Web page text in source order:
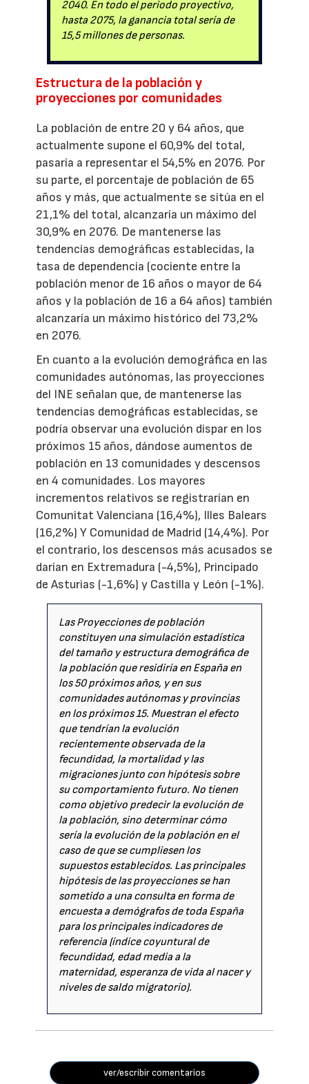
2040. En todo el periodo proyectivo,
hasta 2075, la ganancia total sería de
15,5 millones de personas.
Estructura de la población y
proyecciones por comunidades
La población de entre 20 y 64 años, que
actualmente supone el 60,9% del total,
pasaría a representar el 54,5% en 2076. Por
su parte, el porcentaje de población de 65
años y más, que actualmente se sitúa en el
21,1% del total, alcanzaría un máximo del
30,9% en 2076. De mantenerse las
tendencias demográficas establecidas, la
tasa de dependencia (cociente entre la
población menor de 16 años o mayor de 64
años y la población de 16 a 64 años) también
alcanzaría un máximo histórico del 73,2%
en 2076.
En cuanto a la evolución demográfica en las
comunidades autónomas, las proyecciones
del INE señalan que, de mantenerse las
tendencias demográficas establecidas, se
podría observar una evolución dispar en los
próximos 15 años, dándose aumentos de
población en 13 comunidades y descensos
en 4 comunidades. Los mayores
incrementos relativos se registrarían en
Comunitat Valenciana (16,4%), Illes Balears
(16,2%) Y Comunidad de Madrid (14,4%). Por
el contrario, los descensos más acusados se
darían en Extremadura (-4,5%), Principado
de Asturias (-1,6%) y Castilla y León (-1%).
Las Proyecciones de población
constituyen una simulación estadística
del tamaño y estructura demográfica de
la población que residiría en España en
los 50 próximos años, y en sus
comunidades autónomas y provincias
en los próximos 15. Muestran el efecto
que tendrían la evolución
recientemente observada de la
fecundidad, la mortalidad y las
migraciones junto con hipótesis sobre
su comportamiento futuro. No tienen
como objetivo predecir la evolución de
la población, sino determinar cómo
sería la evolución de la población en el
caso de que se cumpliesen los
supuestos establecidos. Las principales
hipótesis de las proyecciones se han
sometido a una consulta en forma de
encuesta a demógrafos de toda España
para los principales indicadores de
referencia (índice coyuntural de
fecundidad, edad media a la
maternidad, esperanza de vida al nacer y
niveles de saldo migratorio).
ver/escribir comentarios